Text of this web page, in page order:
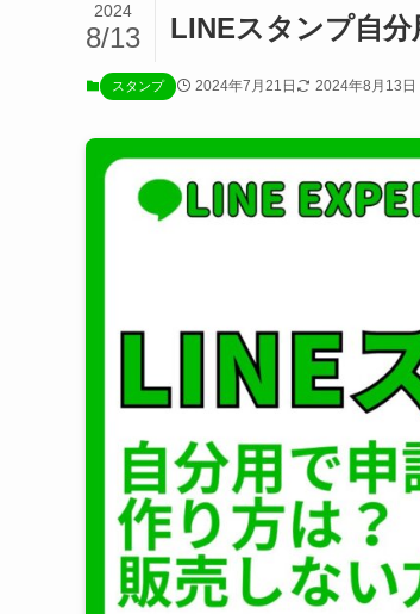
LINEスタンプ自
2024
8/13
スタンプ 2024年7月21日 2024年8月13日